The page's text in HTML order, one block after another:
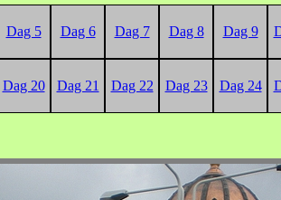
Dag 5 Dag 6 Dag 7 Dag 8 Dag 9
Dag 20 Dag 21 Dag 22 Dag 23 Dag 24